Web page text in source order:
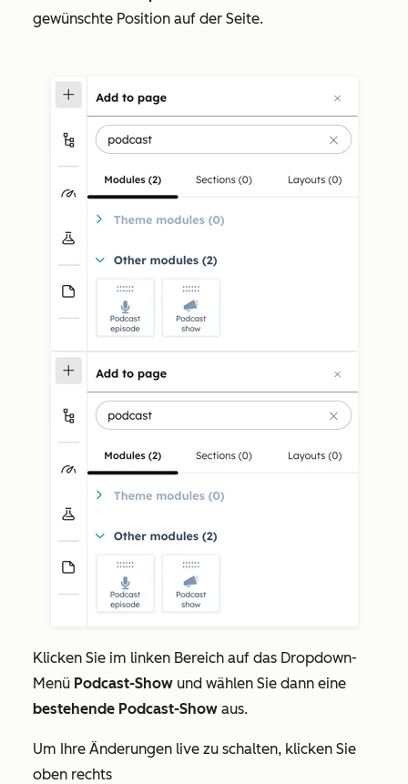
gewünschte Position auf der Seite.
Klicken Sie im linken Bereich auf das Dropdown-
Menü Podcast-Show und wählen Sie dann eine
bestehende Podcast-Show aus.
Um Ihre Änderungen live zu schalten, klicken Sie
oben rechts